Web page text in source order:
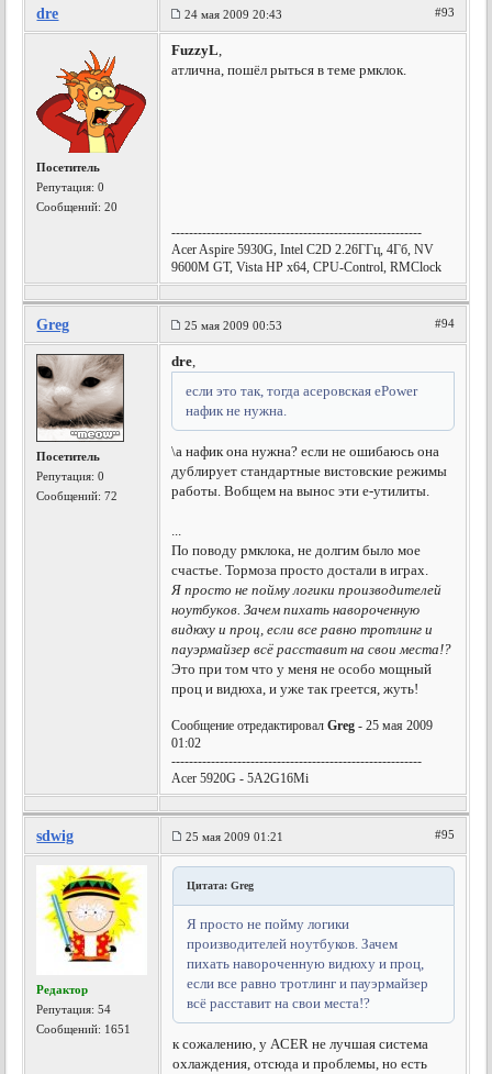
dre 24 мая 2009 20:43 #93
Посетитель
Репутация:0
Сообщений: 20
FuzzyL,
атлична, пошёл рыться в теме рмклок.
---------------------------------------------------------
Acer Aspire 5930G, Intel C2D 2.26ГГц, 4Гб, NV
9600M GT, Vista HP x64, CPU-Control, RMClock
Greg 25 мая 2009 00:53 #94
Посетитель
Репутация:0
Сообщений: 72
dre,
если это так, тогда асеровская ePower
нафик не нужна.
\а нафик она нужна? если не ошибаюсь она
дублирует стандартные вистовские режимы
работы. Вобщем на вынос эти e-утилиты.
...
По поводу рмклока, не долгим было мое
счастье. Тормоза просто достали в играх.
Я просто не пойму логики производителей
ноутбуков. Зачем пихать навороченную
видюху и проц, если все равно тротлинг и
пауэрмайзер всё расставит на свои места!?
Это при том что у меня не особо мощный
проц и видюха, и уже так греется, жуть!
Сообщение отредактировалGreg - 25 мая 2009
01:02
---------------------------------------------------------
Acer 5920G - 5A2G16Mi
sdwig 25 мая 2009 01:21 #95
Редактор
Репутация:54
Сообщений: 1651
Цитата: Greg
Я просто не пойму логики
производителей ноутбуков. Зачем
пихать навороченную видюху и проц,
если все равно тротлинг и пауэрмайзер
всё расставит на свои места!?
к сожалению, у ACER не лучшая система
охлаждения, отсюда и проблемы, но есть